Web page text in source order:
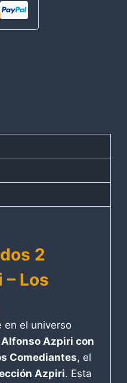
2
Los
en el universo
Alfonso Azpiri con
Comediantes, el
Azpiri. Esta